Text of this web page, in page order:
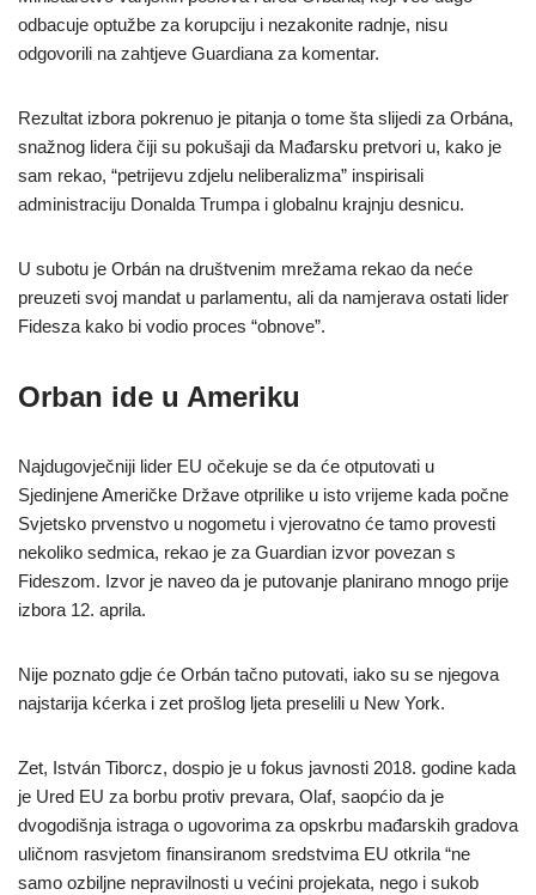
odbacuje optužbe za korupciju i nezakonite radnje, nisu
odgovorili na zahtjeve Guardiana za komentar.
Rezultat izbora pokrenuo je pitanja o tome šta slijedi za Orbána,
snažnog lidera čiji su pokušaji da Mađarsku pretvori u, kako je
sam rekao, “petrijevu zdjelu neliberalizma” inspirisali
administraciju Donalda Trumpa i globalnu krajnju desnicu.
U subotu je Orbán na društvenim mrežama rekao da neće
preuzeti svoj mandat u parlamentu, ali da namjerava ostati lider
Fidesza kako bi vodio proces “obnove”.
Orban ide u Ameriku
Najdugovječniji lider EU očekuje se da će otputovati u
Sjedinjene Američke Države otprilike u isto vrijeme kada počne
Svjetsko prvenstvo u nogometu i vjerovatno će tamo provesti
nekoliko sedmica, rekao je za Guardian izvor povezan s
Fideszom. Izvor je naveo da je putovanje planirano mnogo prije
izbora 12. aprila.
Nije poznato gdje će Orbán tačno putovati, iako su se njegova
najstarija kćerka i zet prošlog ljeta preselili u New York.
Zet, István Tiborcz, dospio je u fokus javnosti 2018. godine kada
je Ured EU za borbu protiv prevara, Olaf, saopćio da je
dvogodišnja istraga o ugovorima za opskrbu mađarskih gradova
uličnom rasvjetom finansiranom sredstvima EU otkrila “ne
samo ozbiljne nepravilnosti u većini projekata, nego i sukob